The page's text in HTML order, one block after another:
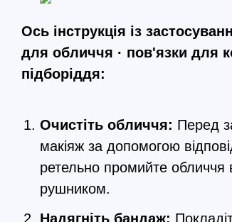
Ось інструкція із
для обличчя · пов'язки для
підборіддя:
Очистіть обличчя: Перед
макіяж за допомогою
ретельно промийте
рушником.
Надягніть бандаж: